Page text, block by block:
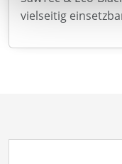
vielseitig